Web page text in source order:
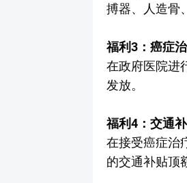
搏器、人造骨
福利3：癌症
在政府医院进
发放。
福利4：交通
在接受癌症治
的交通补贴顶